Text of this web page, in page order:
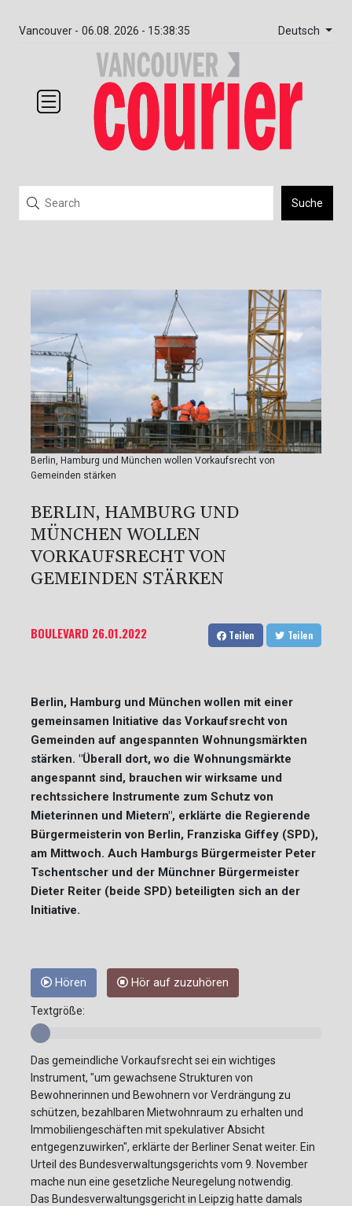
Vancouver - 06.08. 2026 - 15:38:35 Deutsch
Suche
Berlin, Hamburg und München wollen Vorkaufsrecht von
Gemeinden stärken
BERLIN, HAMBURG UND
MÜNCHEN WOLLEN
VORKAUFSRECHT VON
GEMEINDEN STÄRKEN
BOULEVARD 26.01.2022 Teilen Teilen
Berlin, Hamburg und München wollen mit einer
gemeinsamen Initiative das Vorkaufsrecht von
Gemeinden auf angespannten Wohnungsmärkten
stärken. "Überall dort, wo die Wohnungsmärkte
angespannt sind, brauchen wir wirksame und
rechtssichere Instrumente zum Schutz von
Mieterinnen und Mietern", erklärte die Regierende
Bürgermeisterin von Berlin, Franziska Giffey (SPD),
am Mittwoch. Auch Hamburgs Bürgermeister Peter
Tschentscher und der Münchner Bürgermeister
Dieter Reiter (beide SPD) beteiligten sich an der
Initiative.
Hören Hör auf zuzuhören
Textgröße:
Das gemeindliche Vorkaufsrecht sei ein wichtiges
Instrument, "um gewachsene Strukturen von
Bewohnerinnen und Bewohnern vor Verdrängung zu
schützen, bezahlbaren Mietwohnraum zu erhalten und
Immobiliengeschäften mit spekulativer Absicht
entgegenzuwirken", erklärte der Berliner Senat weiter. Ein
Urteil des Bundesverwaltungsgerichts vom 9. November
mache nun eine gesetzliche Neuregelung notwendig.
Das Bundesverwaltungsgericht in Leipzig hatte damals